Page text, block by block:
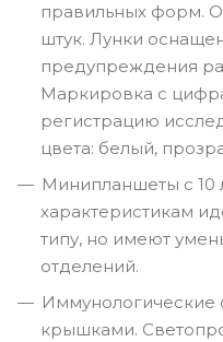
правильных форм.
штук. Лунки
предупреждения
Маркировка с
регистрацию
цвета: белый,
Минипланшеты с 10
характеристикам
типу, но имеют
отделений.
Иммунологические
крышками.